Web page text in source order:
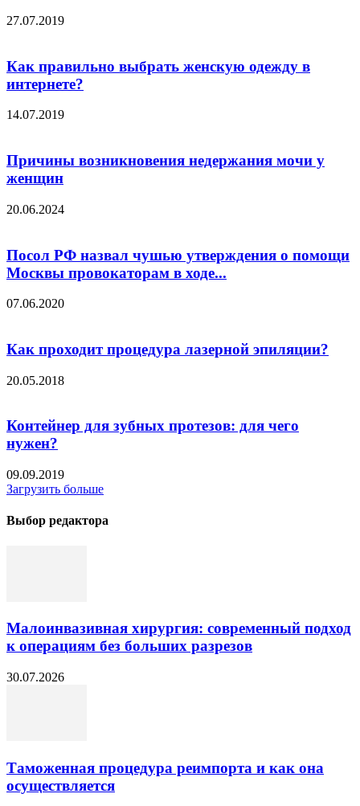
27.07.2019
Как правильно выбрать женскую одежду в
интернете?
14.07.2019
Причины возникновения недержания мочи у
женщин
20.06.2024
Посол РФ назвал чушью утверждения о помощи
Москвы провокаторам в ходе...
07.06.2020
Как проходит процедура лазерной эпиляции?
20.05.2018
Контейнер для зубных протезов: для чего
нужен?
09.09.2019
Загрузить больше
Выбор редактора
Малоинвазивная хирургия: современный подход
к операциям без больших разрезов
30.07.2026
Таможенная процедура реимпорта и как она
осуществляется